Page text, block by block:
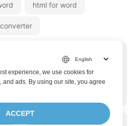
html for word
使用 .NET REST API
輕鬆將 JPG 轉換為
experience, we use cookies for
ads. By using our site, you agree
ACCEPT